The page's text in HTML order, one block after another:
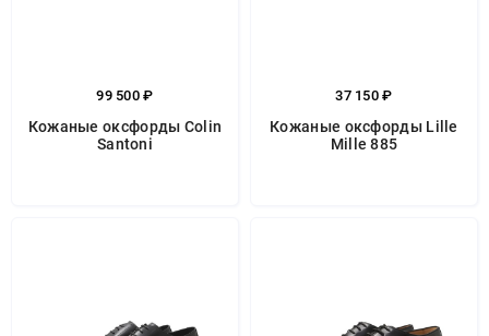
99 500 ₽
Кожаные оксфорды Colin
Santoni
37 150 ₽
Кожаные оксфорды Lille
Mille 885